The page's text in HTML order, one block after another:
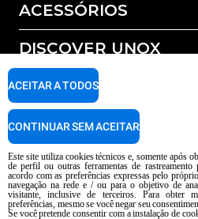
ACESSÓRIOS
Todos os acessórios
Detergents for automatic washing
Detergents for manual washing
Water treatment with resin filters
DISCOVER UNOX
Os nossos escritórios no mundo
SUPPORT
Garantia Unox
Encontre os Centros Service
copyright 2026 UNOX S.p.A. Todos os
AI Content Disclaimer Privacy
Este site utiliza cookies técnicos e, somente após
de perfil ou outras ferramentas de rastreamento
acordo com as preferências expressas pelo
navegação na rede e / ou para o objetivo de
visitante, inclusive de terceiros. Para obter
preferências, mesmo se você negar seu
Se você pretende consentir com a instalação de
ACEITAR A TODOS
CONTINUAR SEM ACEITAR